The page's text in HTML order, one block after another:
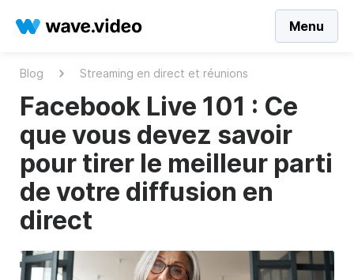
Menu
Blog Streaming en direct et réunions
Facebook Live 101 : Ce
que vous devez savoir
pour tirer le meilleur parti
de votre diffusion en
direct